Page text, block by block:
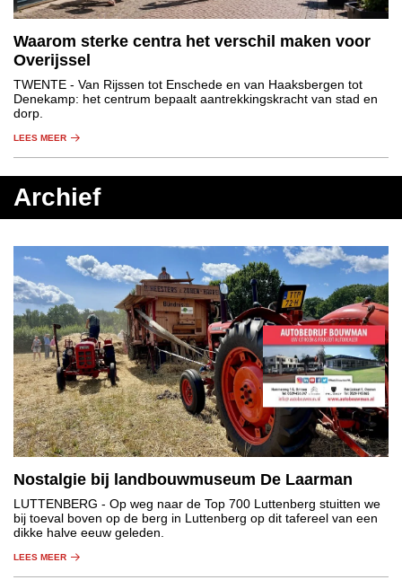
Waarom sterke centra het verschil maken voor
Overijssel
TWENTE - Van Rijssen tot Enschede en van Haaksbergen tot
Denekamp: het centrum bepaalt aantrekkingskracht van stad en
dorp.
LEES MEER
Archief
Nostalgie bij landbouwmuseum De Laarman
LUTTENBERG - Op weg naar de Top 700 Luttenberg stuitten we
bij toeval boven op de berg in Luttenberg op dit tafereel van een
dikke halve eeuw geleden.
LEES MEER